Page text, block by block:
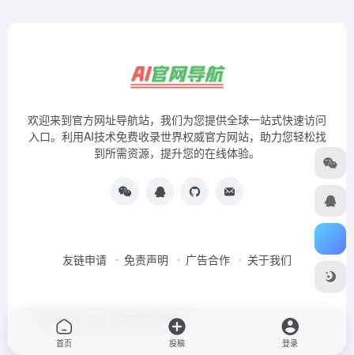
欢迎来到官方网址导航站，我们为您提供全球一站式快速访问
入口。利用AI技术免费收录世界权威官方网站，助力您轻松找
到所需资源，提升您的在线体验。
友链申请 免责声明 广告合作 关于我们
Copyright © 2026 AI官方网址导航站
首页 投稿 登录